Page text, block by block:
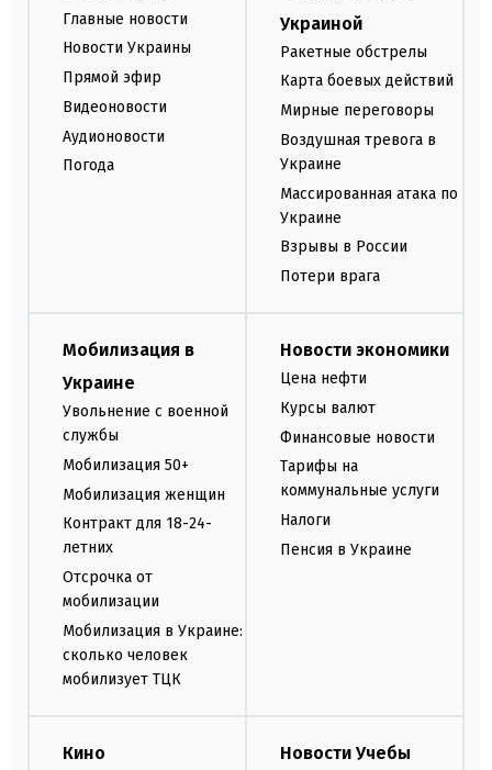
Главные новости
Новости Украины
Прямой эфир
Видеоновости
Аудионовости
Погода
Украиной
Ракетные обстрелы
Карта боевых действий
Мирные переговоры
Воздушная тревога в
Украине
Массированная атака по
Украине
Взрывы в России
Потери врага
Мобилизация в
Украине
Увольнение с военной
службы
Мобилизация 50+
Мобилизация женщин
Контракт для 18-24-
летних
Отсрочка от
мобилизации
Мобилизация в Украине:
сколько человек
мобилизует ТЦК
Новости экономики
Цена нефти
Курсы валют
Финансовые новости
Тарифы на
коммунальные услуги
Налоги
Пенсия в Украине
Кино Новости Учебы